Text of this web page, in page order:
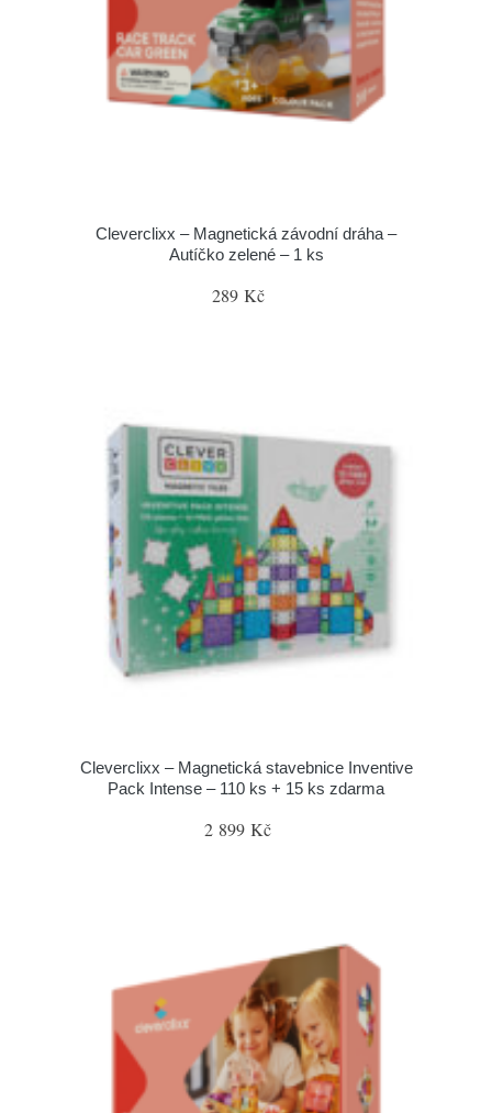
Cleverclixx – Magnetická závodní dráha –
Autíčko zelené – 1 ks
289 Kč
Cleverclixx – Magnetická stavebnice Inventive
Pack Intense – 110 ks + 15 ks zdarma
2 899 Kč